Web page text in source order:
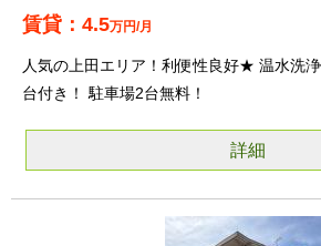
4.5万円/月
人気の上田エリア！利便性良好★ 温水洗
台付き！ 駐車場2台無料！
詳細